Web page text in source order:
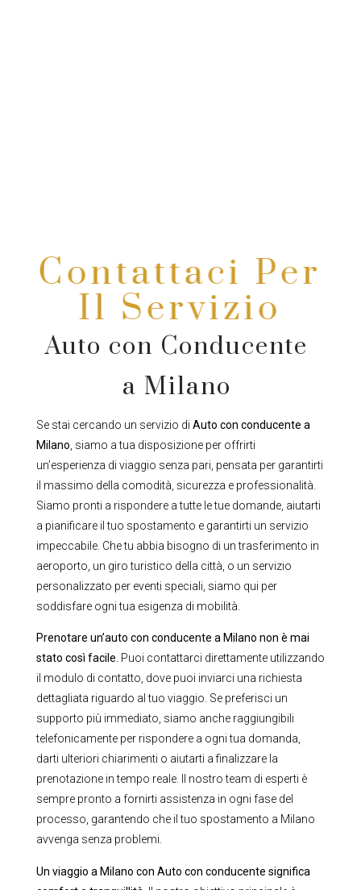
Contattaci Per
Il Servizio
Auto con Conducente
a Milano
Se stai cercando un servizio di Auto con conducente a
Milano , siamo a tua disposizione per offrirti
un’esperienza di viaggio senza pari, pensata per garantirti
il massimo della comodità, sicurezza e professionalità.
Siamo pronti a rispondere a tutte le tue domande, aiutarti
a pianificare il tuo spostamento e garantirti un servizio
impeccabile. Che tu abbia bisogno di un trasferimento in
aeroporto, un giro turistico della città, o un servizio
personalizzato per eventi speciali, siamo qui per
soddisfare ogni tua esigenza di mobilità.
Prenotare un’auto con conducente a Milano non è mai
stato così facile. Puoi contattarci direttamente utilizzando
il modulo di contatto, dove puoi inviarci una richiesta
dettagliata riguardo al tuo viaggio. Se preferisci un
supporto più immediato, siamo anche raggiungibili
telefonicamente per rispondere a ogni tua domanda,
darti ulteriori chiarimenti o aiutarti a finalizzare la
prenotazione in tempo reale. Il nostro team di esperti è
sempre pronto a fornirti assistenza in ogni fase del
processo, garantendo che il tuo spostamento a Milano
avvenga senza problemi.
Un viaggio a Milano con Auto con conducente significa